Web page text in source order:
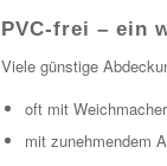
PVC-frei – ein
Viele günstige
oft mit
mit zunehmendem